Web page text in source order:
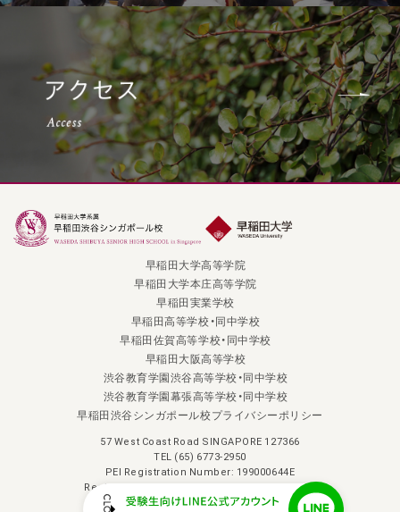
早稲田大学高等学院
早稲田大学本庄高等学院
早稲田実業学校
早稲田高等学校・同中学校
早稲田佐賀高等学校・同中学校
早稲田大阪高等学校
渋谷教育学園渋谷高等学校・同中学校
渋谷教育学園幕張高等学校・同中学校
早稲田渋谷シンガポール校プライバシーポリシー
57 West Coast Road SINGAPORE 127366
TEL (65) 6773-2950
PEI Registration Number: 199000644E
Registration Period:7 April 2023 to 6 April 2029